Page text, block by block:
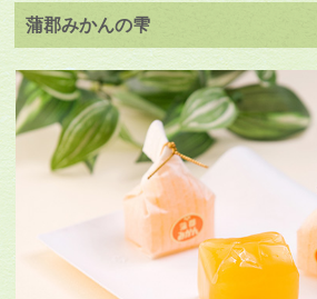
蒲郡みかんの雫